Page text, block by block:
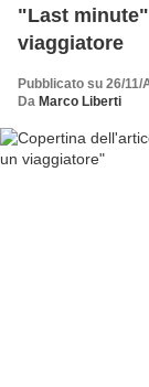
"Last
viaggiatore
Pubblicato su 26/11/
Da Marco Liberti